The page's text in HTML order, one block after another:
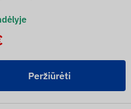
Peržiūrėti